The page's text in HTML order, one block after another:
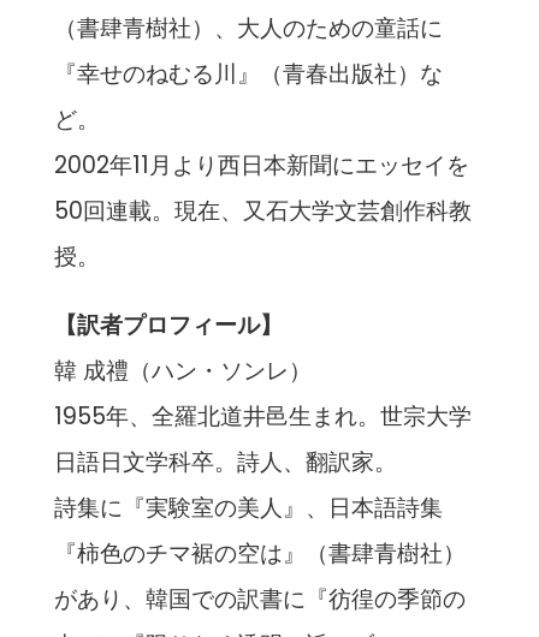
（書肆青樹社）、大人のための童話に
『幸せのねむる川』（青春出版社）な
ど。
2002年11月より西日本新聞にエッセイを
50回連載。現在、又石大学文芸創作科教
授。
【訳者プロフィール】
韓 成禮（ハン・ソンレ）
1955年、全羅北道井邑生まれ。世宗大学
日語日文学科卒。詩人、翻訳家。
詩集に『実験室の美人』、日本語詩集
『柿色のチマ裾の空は』（書肆青樹社）
があり、韓国での訳書に『彷徨の季節の